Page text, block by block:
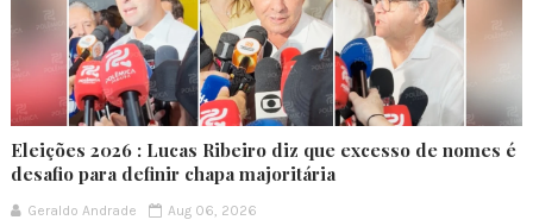
Eleições 2026 : Lucas Ribeiro diz que excesso de nomes é
desafio para definir chapa majoritária
Geraldo Andrade Aug 06, 2026